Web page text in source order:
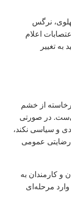
نرگس
اعلام
تغییر
از خشم
در صورتی
و سیاسی نکند،
عمومی
و کارمندان به
مرحله‌ای